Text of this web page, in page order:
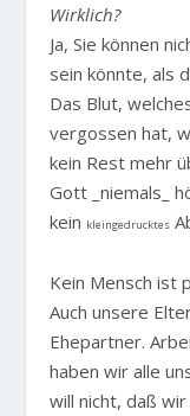
Wirklich?
Ja, Sie können
sein könnte, als
Das Blut,
vergossen hat,
kein Rest mehr
Gott _niemals_
kein kleingedrucktes
Kein Mensch ist
Auch unsere
Ehepartner.
haben wir alle
will nicht, daß